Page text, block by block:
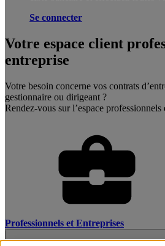
Se connecter
Votre espace client
entreprise
Votre besoin concerne vos contrats
gestionnaire ou dirigeant ?
Rendez-vous sur l’espace professionnels
Professionnels et Entreprises